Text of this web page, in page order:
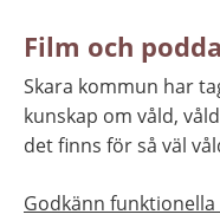
Film och
Skara kommun har
kunskap om våld,
det finns för så väl
Godkänn